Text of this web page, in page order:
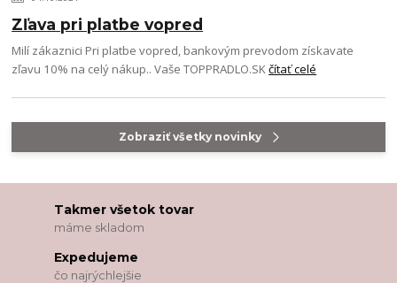
Zľava pri platbe vopred
Milí zákaznici Pri platbe vopred, bankovým prevodom získavate
zľavu 10% na celý nákup.. Vaše TOPPRADLO.SKčítať celé
Zobraziť všetky novinky
Takmer všetok tovar
máme skladom
Expedujeme
čo najrýchlejšie